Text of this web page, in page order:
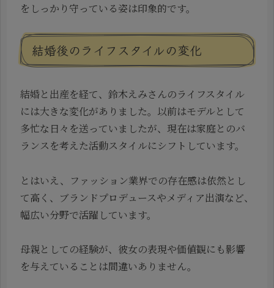
をしっかり守っている姿は印象的です。
結婚後のライフスタイルの変化
結婚と出産を経て、鈴木えみさんのライフスタイル
には大きな変化がありました。以前はモデルとして
多忙な日々を送っていましたが、現在は家庭とのバ
ランスを考えた活動スタイルにシフトしています。
とはいえ、ファッション業界での存在感は依然とし
て高く、ブランドプロデュースやメディア出演など、
幅広い分野で活躍しています。
母親としての経験が、彼女の表現や価値観にも影響
を与えていることは間違いありません。